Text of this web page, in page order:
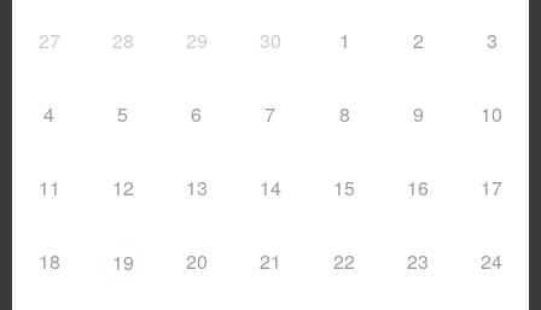
27 28 29 30 1 2 3
4 5 6 7 8 9 10
11 12 13 14 15 16 17
18 19 20 21 22 23 24